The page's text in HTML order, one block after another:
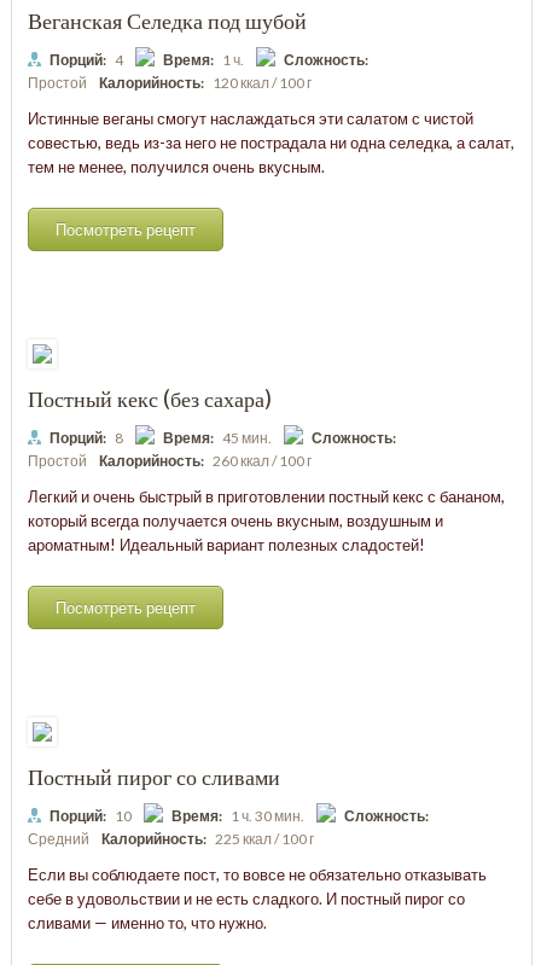
Веганская Селедка под шубой
Порций: 4 Время: 1 ч.
Сложность:
Простой
Калорийность: 120 ккал / 100 г
Истинные веганы смогут наслаждаться эти салатом с чистой
совестью, ведь из-за него не пострадала ни одна селедка, а салат,
тем не менее, получился очень вкусным.
Посмотреть рецепт
Постный кекс (без сахара)
Порций: 8 Время: 45 мин.
Сложность:
Простой
Калорийность: 260 ккал / 100 г
Легкий и очень быстрый в приготовлении постный кекс с бананом,
который всегда получается очень вкусным, воздушным и
ароматным! Идеальный вариант полезных сладостей!
Посмотреть рецепт
Постный пирог со сливами
Порций: 10 Время: 1 ч. 30 мин.
Сложность:
Средний
Калорийность: 225 ккал / 100 г
Если вы соблюдаете пост, то вовсе не обязательно отказывать
себе в удовольствии и не есть сладкого. И постный пирог со
сливами — именно то, что нужно.